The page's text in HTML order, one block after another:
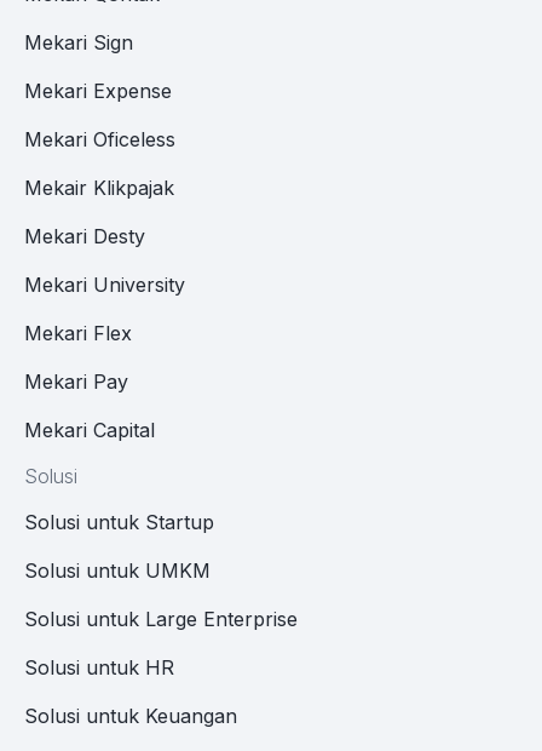
Mekari Sign
Mekari Expense
Mekari Oficeless
Mekair Klikpajak
Mekari Desty
Mekari University
Mekari Flex
Mekari Pay
Mekari Capital
Solusi
Solusi untuk Startup
Solusi untuk UMKM
Solusi untuk Large Enterprise
Solusi untuk HR
Solusi untuk Keuangan